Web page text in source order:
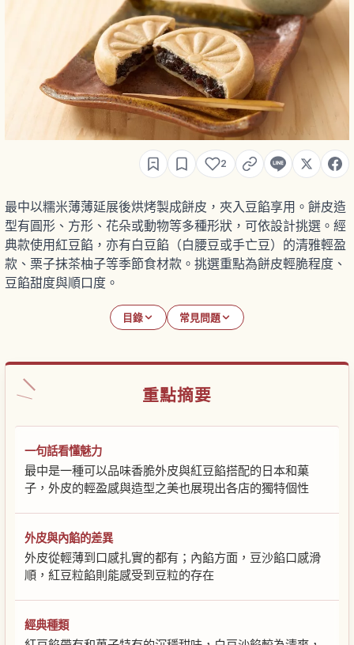
2
最中以糯米薄薄延展後烘烤製成餅皮，夾入豆餡享用。餅皮造
型有圓形、方形、花朵或動物等多種形狀，可依設計挑選。經
典款使用紅豆餡，亦有白豆餡（白腰豆或手亡豆）的清雅輕盈
款、栗子抹茶柚子等季節食材款。挑選重點為餅皮輕脆程度、
豆餡甜度與順口度。
目錄 常見問題
重點摘要
一句話看懂魅力
最中是一種可以品味香脆外皮與紅豆餡搭配的日本和菓
子，外皮的輕盈感與造型之美也展現出各店的獨特個性
外皮與內餡的差異
外皮從輕薄到口感扎實的都有；內餡方面，豆沙餡口感滑
順，紅豆粒餡則能感受到豆粒的存在
經典種類